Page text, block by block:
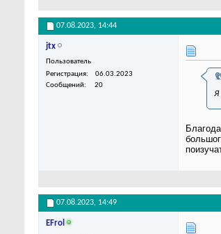
07.08.2023, 14:44
jtx
Пользователь
Регистрация
06.03.2023
Сообщений
20
Я
07.08.2023, 14:49
EFrol